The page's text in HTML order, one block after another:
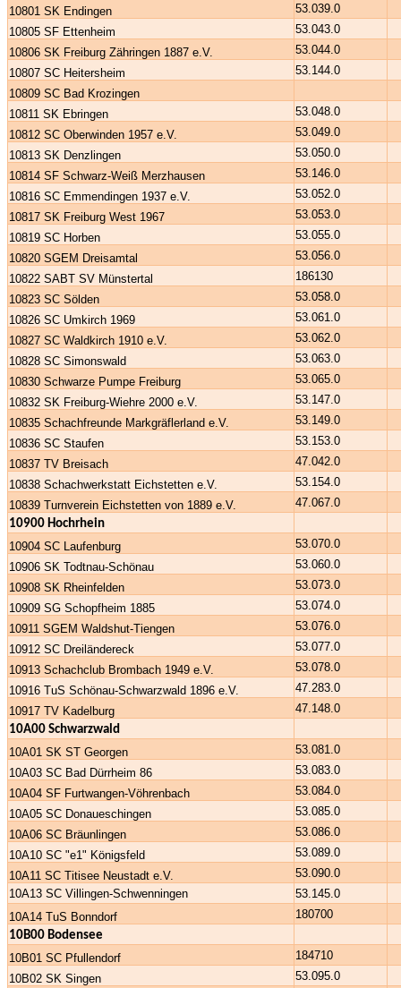
10801 SK Endingen
53.039.0
10805 SF Ettenheim
53.043.0
10806 SK Freiburg Zähringen 1887 e.V.
53.044.0
10807 SC Heitersheim
53.144.0
10809 SC Bad Krozingen
10811 SK Ebringen
53.048.0
10812 SC Oberwinden 1957 e.V.
53.049.0
10813 SK Denzlingen
53.050.0
10814 SF Schwarz-Weiß Merzhausen
53.146.0
10816 SC Emmendingen 1937 e.V.
53.052.0
10817 SK Freiburg West 1967
53.053.0
10819 SC Horben
53.055.0
10820 SGEM Dreisamtal
53.056.0
10822 SABT SV Münstertal
186130
10823 SC Sölden
53.058.0
10826 SC Umkirch 1969
53.061.0
10827 SC Waldkirch 1910 e.V.
53.062.0
10828 SC Simonswald
53.063.0
10830 Schwarze Pumpe Freiburg
53.065.0
10832 SK Freiburg-Wiehre 2000 e.V.
53.147.0
10835 Schachfreunde Markgräflerland e.V.
53.149.0
10836 SC Staufen
53.153.0
10837 TV Breisach
47.042.0
10838 Schachwerkstatt Eichstetten e.V.
53.154.0
10839 Turnverein Eichstetten von 1889 e.V.
47.067.0
10900 Hochrhein
10904 SC Laufenburg
53.070.0
10906 SK Todtnau-Schönau
53.060.0
10908 SK Rheinfelden
53.073.0
10909 SG Schopfheim 1885
53.074.0
10911 SGEM Waldshut-Tiengen
53.076.0
10912 SC Dreiländereck
53.077.0
10913 Schachclub Brombach 1949 e.V.
53.078.0
10916 TuS Schönau-Schwarzwald 1896 e.V.
47.283.0
10917 TV Kadelburg
47.148.0
10A00 Schwarzwald
10A01 SK ST Georgen
53.081.0
10A03 SC Bad Dürrheim 86
53.083.0
10A04 SF Furtwangen-Vöhrenbach
53.084.0
10A05 SC Donaueschingen
53.085.0
10A06 SC Bräunlingen
53.086.0
10A10 SC "e1" Königsfeld
53.089.0
10A11 SC Titisee Neustadt e.V.
53.090.0
10A13 SC Villingen-Schwenningen
53.145.0
10A14 TuS Bonndorf
180700
10B00 Bodensee
10B01 SC Pfullendorf
184710
10B02 SK Singen
53.095.0